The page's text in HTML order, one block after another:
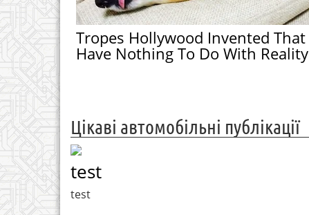
Tropes Hollywood Invented That
Have Nothing To Do With Reality
Цікаві автомобільні публікації
test
test